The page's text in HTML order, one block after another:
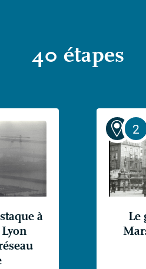
40 étapes
à
Le